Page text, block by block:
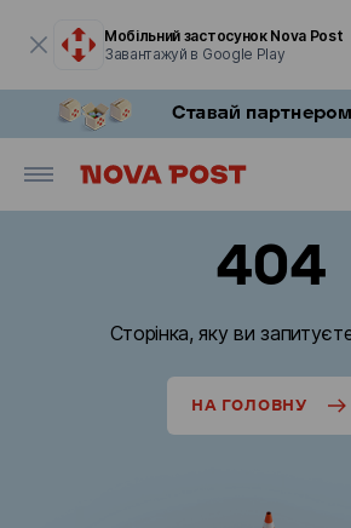
Мобільний застосунок Nova Post
Завантажуй в Google Play
404
Сторінка, яку ви
НА ГОЛОВНУ